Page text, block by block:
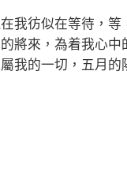
彷似在等待，等
將來，為着我心
我的一切，五月